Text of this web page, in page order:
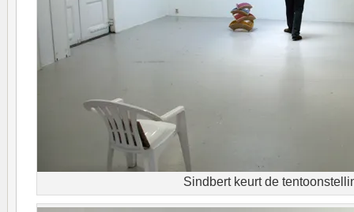
Sindbert keurt de